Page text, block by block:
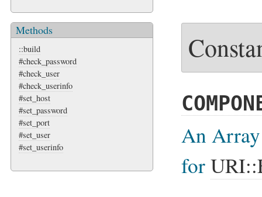
Methods
::build
#check_password
#check_user
#check_userinfo
#set_host
#set_password
#set_port
#set_user
#set_userinfo
An
for